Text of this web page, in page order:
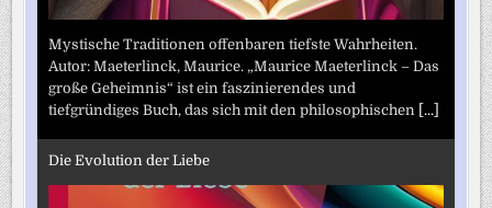
Mystische Traditionen offenbaren tiefste Wahrheiten.
Autor: Maeterlinck, Maurice. „Maurice Maeterlinck – Das
große Geheimnis“ ist ein faszinierendes und
tiefgründiges Buch, das sich mit den philosophischen [...]
Die Evolution der Liebe